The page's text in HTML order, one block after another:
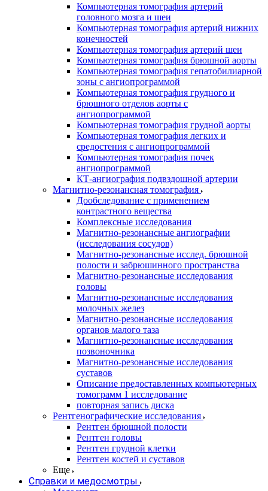
Компьютерная томография артерий
головного мозга и шеи
Компьютерная томография артерий нижних
конечностей
Компьютерная томография артерий шеи
Компьютерная томография брюшной аорты
Компьютерная томография гепатобилиарной
зоны с ангиопрограммой
Компьютерная томография грудного и
брюшного отделов аорты с
ангиопрограммой
Компьютерная томография грудной аорты
Компьютерная томография легких и
средостения с ангиопрограммой
Компьютерная томография почек
ангиопрограммой
КТ-ангиография подвздошной артерии
Магнитно-резонансная томография
Дообследование с применением
контрастного вещества
Комплексные исследования
Магнитно-резонансные ангиографии
(исследования сосудов)
Магнитно-резонансные исслед. брюшной
полости и забрюшинного пространства
Магнитно-резонансные исследования
головы
Магнитно-резонансные исследования
молочных желез
Магнитно-резонансные исследования
органов малого таза
Магнитно-резонансные исследования
позвоночника
Магнитно-резонансные исследования
суставов
Описание предоставленных компьютерных
томограмм 1 исследование
повторная запись диска
Рентгенографические исследования
Рентген брюшной полости
Рентген головы
Рентген грудной клетки
Рентген костей и суставов
Еще
Справки и медосмотры